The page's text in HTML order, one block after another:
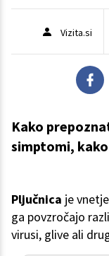
Vizita.si
Kako
simptomi,
Pljučnica je
ga povzročajo
virusi, glive ali